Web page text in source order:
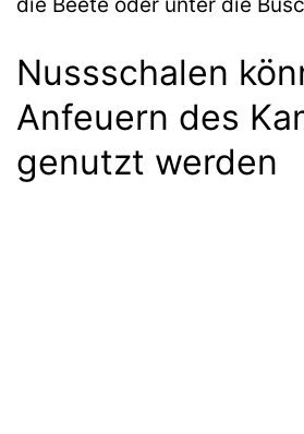
Nussschalen
Anfeuern des
genutzt werden